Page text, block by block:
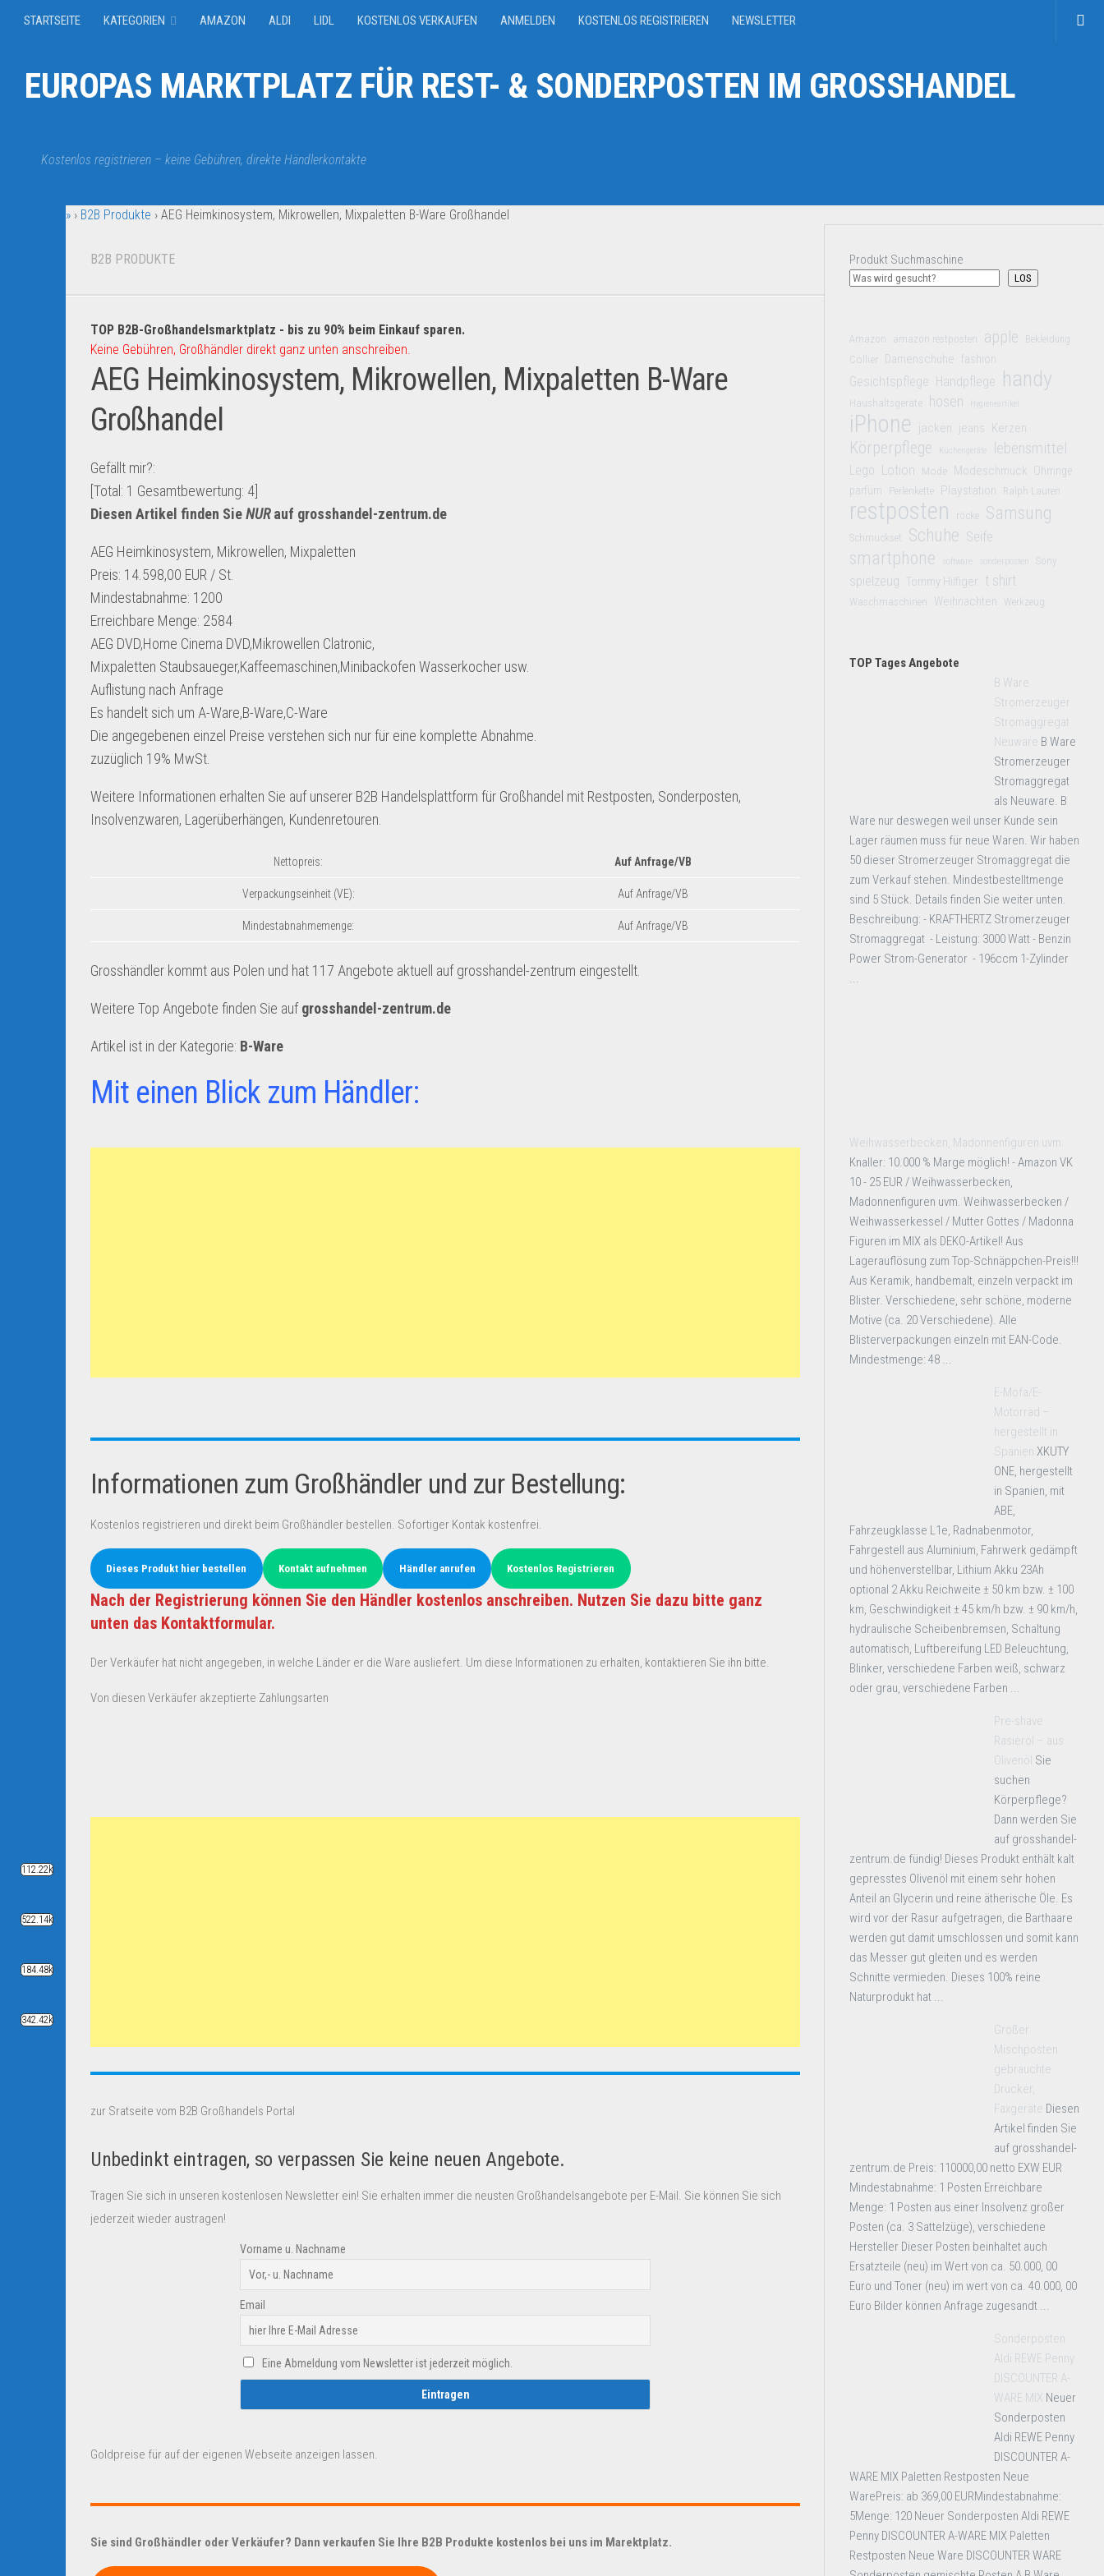
STARTSEITE KATEGORIEN AMAZON ALDI LIDL KOSTENLOS VERKAUFEN ANMELDEN KOSTENLOS REGISTRIEREN NEWSLETTER
EUROPAS MARKTPLATZ FÜR REST- & SONDERPOSTEN IM GROSSHANDEL
Kostenlos registrieren – keine Gebühren, direkte Händlerkontakte
» › B2B Produkte › AEG Heimkinosystem, Mikrowellen, Mixpaletten B-Ware Großhandel
B2B PRODUKTE
TOP B2B-Großhandelsmarktplatz - bis zu 90% beim Einkauf sparen.
Keine Gebühren, Großhändler direkt ganz unten anschreiben.
AEG Heimkinosystem, Mikrowellen, Mixpaletten B-Ware
Großhandel
Gefällt mir?:
[Total: 1 Gesamtbewertung: 4
Diesen Artikel finden SieNURauf grosshandel-zentrum.de
AEG Heimkinosystem, Mikrowellen, Mixpaletten
Preis: 14.598,00 EUR / St.
Mindestabnahme: 1200
Erreichbare Menge: 2584
AEG DVD,Home Cinema DVD,Mikrowellen Clatronic,
Mixpaletten Staubsaueger,Kaffeemaschinen,Minibackofen Wasserkocher usw.
Auflistung nach Anfrage
Es handelt sich um A-Ware,B-Ware,C-Ware
Die angegebenen einzel Preise verstehen sich nur für eine komplette Abnahme.
zuzüglich 19% MwSt.
Weitere Informationen erhalten Sie auf unserer B2B Handelsplattform für Großhandel mit Restposten, Sonderposten,
Insolvenzwaren, Lagerüberhängen, Kundenretouren.
Nettopreis: Auf Anfrage/VB
Verpackungseinheit (VE): Auf Anfrage/VB
Mindestabnahmemenge: Auf Anfrage/VB
Grosshändler kommt aus Polen und hat 117 Angebote aktuell auf grosshandel-zentrum eingestellt.
Weitere Top Angebote finden Sie aufgrosshandel-zentrum.de
Artikel ist in der Kategorie: B-Ware
Mit einen Blick zum Händler:
Informationen zum Großhändler und zur Bestellung:
Kostenlos registrieren und direkt beim Großhändler bestellen. Sofortiger Kontak kostenfrei.
Dieses Produkt hier bestellen Kontakt aufnehmen Händler anrufen Kostenlos Registrieren
Nach der Registrierung können Sie den Händler kostenlos anschreiben. Nutzen Sie dazu bitte ganz
unten das Kontaktformular.
Der Verkäufer hat nicht angegeben, in welche Länder er die Ware ausliefert. Um diese Informationen zu erhalten, kontaktieren Sie ihn bitte.
Von diesen Verkäufer akzeptierte Zahlungsarten
zur Sratseite vom B2B Großhandels Portal
Unbedinkt eintragen, so verpassen Sie keine neuen Angebote.
Tragen Sie sich in unseren kostenlosen Newsletter ein! Sie erhalten immer die neusten Großhandelsangebote per E-Mail. Sie können Sie sich
jederzeit wieder austragen!
Vorname u. Nachname
Email
Eine Abmeldung vom Newsletter ist jederzeit möglich.
Goldpreise für auf der eigenen Webseite anzeigen lassen.
Sie sind Großhändler oder Verkäufer? Dann verkaufen Sie Ihre B2B Produkte kostenlos bei uns im Marektplatz.
Produkt Suchmaschine
LOS
Amazon amazon restposten apple Bekleidung
Collier Damenschuhe fashion
Gesichtspflege Handpflege handy
Haushaltsgeräte hosen Hygieneartikel
iPhone jacken jeans Kerzen
Körperpflege Küchengeräte lebensmittel
Lego Lotion Mode Modeschmuck Ohrringe
parfüm
Perlenkette Playstation Ralph Lauren
restposten röcke Samsung
Schmuckset Schuhe Seife
smartphone software sonderposten Sony
spielzeug Tommy Hilfiger t shirt
Waschmaschinen Weihnachten Werkzeug
TOP Tages Angebote
B Ware
Stromerzeuger
Stromaggregat
Neuware B Ware
Stromerzeuger
Stromaggregat
als Neuware. B
Ware nur deswegen weil unser Kunde sein
Lager räumen muss für neue Waren. Wir haben
50 dieser Stromerzeuger Stromaggregat die
zum Verkauf stehen. Mindestbestelltmenge
sind 5 Stück. Details finden Sie weiter unten.
Beschreibung: - KRAFTHERTZ Stromerzeuger
Stromaggregat - Leistung: 3000 Watt - Benzin
Power Strom-Generator - 196ccm 1-Zylinder
...
Weihwasserbecken, Madonnenfiguren uvm.
Knaller: 10.000 % Marge möglich! - Amazon VK
10 - 25 EUR / Weihwasserbecken,
Madonnenfiguren uvm. Weihwasserbecken /
Weihwasserkessel / Mutter Gottes / Madonna
Figuren im MIX als DEKO-Artikel! Aus
Lagerauflösung zum Top-Schnäppchen-Preis!!!
Aus Keramik, handbemalt, einzeln verpackt im
Blister. Verschiedene, sehr schöne, moderne
Motive (ca. 20 Verschiedene). Alle
Blisterverpackungen einzeln mit EAN-Code.
Mindestmenge: 48 ...
E-Mofa/E-
Motorrad –
hergestellt in
Spanien XKUTY
ONE, hergestellt
in Spanien, mit
ABE,
Fahrzeugklasse L1e, Radnabenmotor,
Fahrgestell aus Aluminium, Fahrwerk gedämpft
und höhenverstellbar, Lithium Akku 23Ah
optional 2 Akku Reichweite ± 50 km bzw. ± 100
km, Geschwindigkeit ± 45 km/h bzw. ± 90 km/h,
hydraulische Scheibenbremsen, Schaltung
automatisch, Luftbereifung LED Beleuchtung,
Blinker, verschiedene Farben weiß, schwarz
oder grau, verschiedene Farben ...
Pre-shave
Rasieröl – aus
Olivenöl Sie
suchen
Körperpflege?
Dann werden Sie
auf grosshandel-
zentrum.de fündig! Dieses Produkt enthält kalt
gepresstes Olivenöl mit einem sehr hohen
Anteil an Glycerin und reine ätherische Öle. Es
wird vor der Rasur aufgetragen, die Barthaare
werden gut damit umschlossen und somit kann
das Messer gut gleiten und es werden
Schnitte vermieden. Dieses 100% reine
Naturprodukt hat ...
Großer
Mischposten
gebrauchte
Drucker,
Faxgeräte Diesen
Artikel finden Sie
auf grosshandel-
zentrum.de Preis: 110000,00 netto EXW EUR
Mindestabnahme: 1 Posten Erreichbare
Menge: 1 Posten aus einer Insolvenz großer
Posten (ca. 3 Sattelzüge), verschiedene
Hersteller Dieser Posten beinhaltet auch
Ersatzteile (neu) im Wert von ca. 50.000, 00
Euro und Toner (neu) im wert von ca. 40.000, 00
Euro Bilder können Anfrage zugesandt ...
Sonderposten
Aldi REWE Penny
DISCOUNTER A-
WARE MIX Neuer
Sonderposten
Aldi REWE Penny
DISCOUNTER A-
WARE MIX Paletten Restposten Neue
WarePreis: ab 369,00 EURMindestabnahme:
5Menge: 120 Neuer Sonderposten Aldi REWE
Penny DISCOUNTER A-WARE MIX Paletten
Restposten Neue Ware DISCOUNTER WARE
112.22k
522.14k
184.48k
342.42k